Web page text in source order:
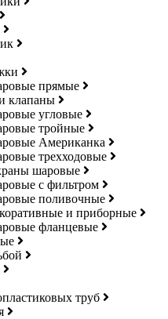
прямые
клапаны
угловые
тройные
Американка
трехходовые
шаровые
с фильтром
поливочные
и приборные
фланцевые
труб